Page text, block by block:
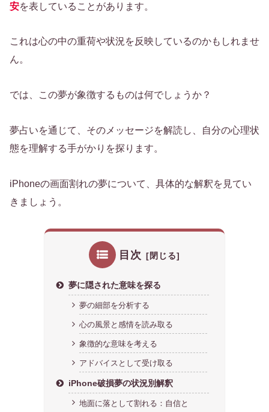
安を表していることがあります。
これは心の中の重荷や状況を反映しているのかもしれませ
ん。
では、この夢が象徴するものは何でしょうか？
夢占いを通じて、そのメッセージを解読し、自分の心理状
態を理解する手がかりを探ります。
iPhoneの画面割れの夢について、具体的な解釈を見てい
きましょう。
目次
夢に隠された意味を探る
夢の細部を分析する
心の風景と感情を読み取る
象徴的な意味を考える
アドバイスとして受け取る
iPhone破損夢の状況別解釈
地面に落として割れる：自信と